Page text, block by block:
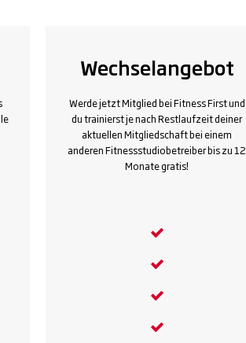
Wechselangebot
Werde jetzt Mitglied bei Fitness First und
du trainierst je nach Restlaufzeit deiner
aktuellen Mitgliedschaft bei einem
anderen Fitnessstudiobetreiber bis zu 12
Monate gratis!